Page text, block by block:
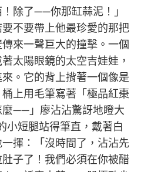
除了——你那缸蒜泥！」
不要帶上他最珍愛的那把
來一聲巨大的撞擊。一個
太陽眼鏡的太空吉娃娃，
。它的背上揹著一個像是
上用毛筆寫著「極品紅棗
——」廖沾沾驚訝地瞪大
小短腿站得筆直，戴著白
揮：「沒時間了，沾沾先
子了！我們必須在你被醋